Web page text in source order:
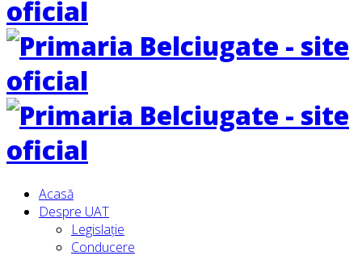
Acasă
Despre UAT
Legislație
Conducere